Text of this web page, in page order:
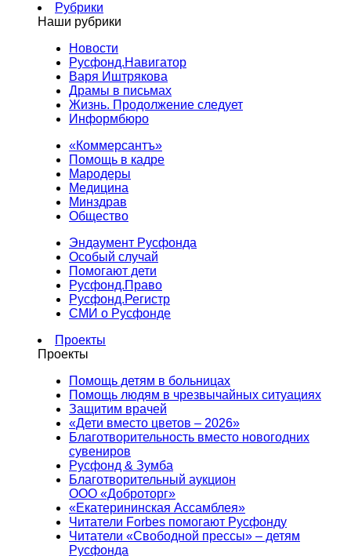
Рубрики
Наши рубрики
Новости
Русфонд.Навигатор
Варя Иштрякова
Драмы в письмах
Жизнь. Продолжение следует
Информбюро
«Коммерсантъ»
Помощь в кадре
Мародеры
Медицина
Минздрав
Общество
Эндаумент Русфонда
Особый случай
Помогают дети
Русфонд.Право
Русфонд.Регистр
СМИ о Русфонде
Проекты
Проекты
Помощь детям в больницах
Помощь людям в чрезвычайных ситуациях
Защитим врачей
«Дети вместо цветов – 2026»
Благотворительность вместо новогодних
сувениров
Русфонд & Зумба
Благотворительный аукцион
ООО «Доброторг»
«Екатерининская Ассамблея»
Читатели Forbes помогают Русфонду
Читатели «Свободной прессы» – детям
Русфонда